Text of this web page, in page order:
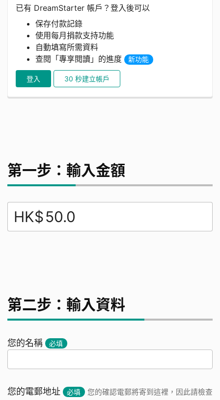
已有 DreamStarter 帳戶？登入後可以
保存付款記錄
使用每月捐款支持功能
自動填寫所需資料
查閱「專享閱讀」的進度
新功能
登入 30 秒建立帳戶
第一步：輸入金額
HK$
第二步：輸入資料
您的名稱 必填
您的電郵地址 必填
您的確認電郵將寄到這裡，因此請檢查